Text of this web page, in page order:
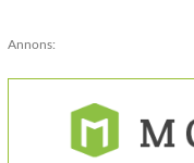
Annons: